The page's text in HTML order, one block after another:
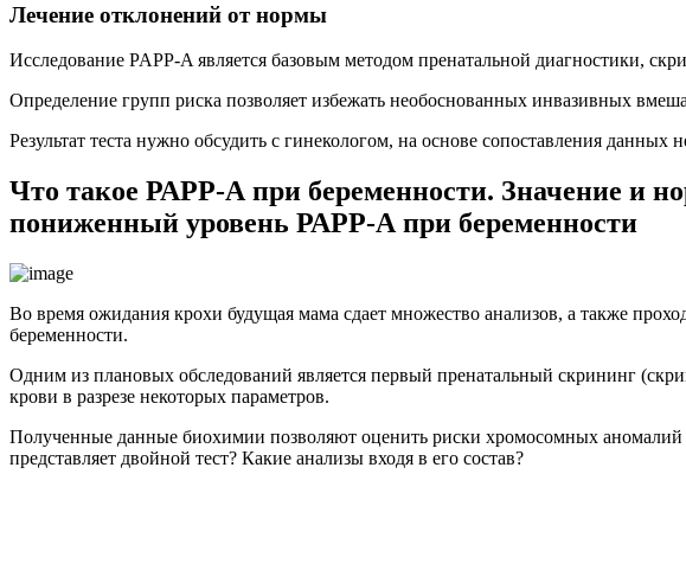
Лечение отклонений от нормы
Исследование PAPP-A является базовым методом пренатальной диагностики,
Определение групп риска позволяет избежать необоснованных инвазивных
Результат теста нужно обсудить с гинекологом, на основе сопоставления
Что такое РАРР-А при беременности. Значение и
пониженный уровень РАРР-А при беременности
Во время ожидания крохи будущая мама сдает множество анализов, а также
беременности.
Одним из плановых обследований является первый пренатальный скрининг
крови в разрезе некоторых параметров.
Полученные данные биохимии позволяют оценить риски хромосомных аномалий
представляет двойной тест? Какие анализы входя в его состав?